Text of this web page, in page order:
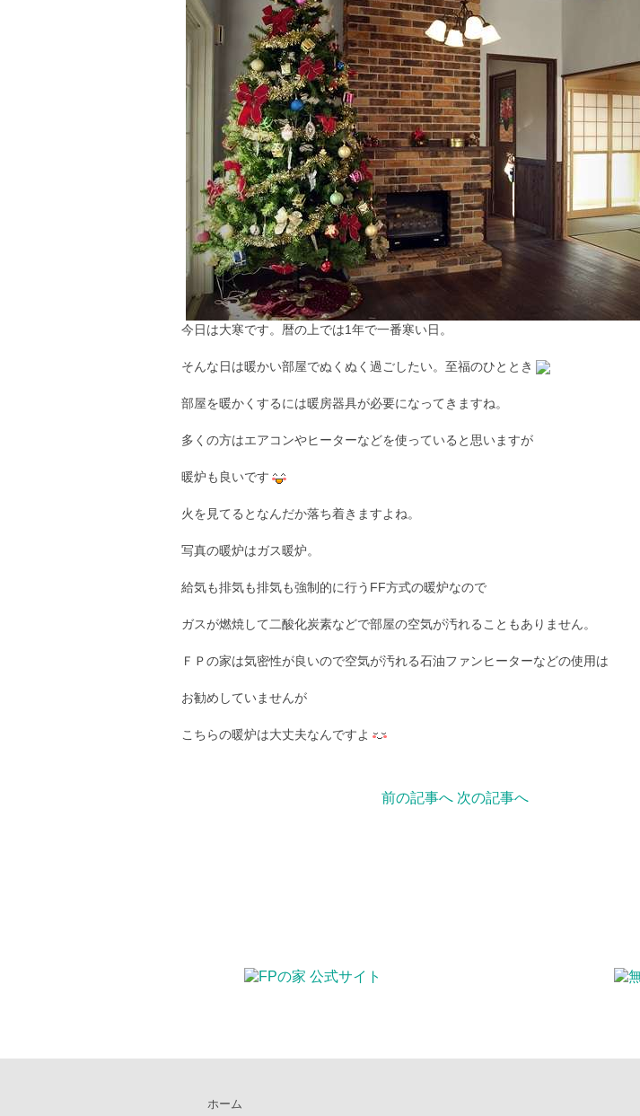
今日は大寒です。暦の上では1年で一番寒い日。
そんな日は暖かい部屋でぬくぬく過ごしたい。至福のひととき
部屋を暖かくするには暖房器具が必要になってきますね。
多くの方はエアコンやヒーターなどを使っていると思いますが
暖炉も良いです
火を見てるとなんだか落ち着きますよね。
写真の暖炉はガス暖炉。
給気も排気も排気も強制的に行うFF方式の暖炉なので
ガスが燃焼して二酸化炭素などで部屋の空気が汚れることもありません。
ＦＰの家は気密性が良いので空気が汚れる石油ファンヒーターなどの使用は
お勧めしていませんが
こちらの暖炉は大丈夫なんですよ
前の記事へ 次の記事へ
ホーム